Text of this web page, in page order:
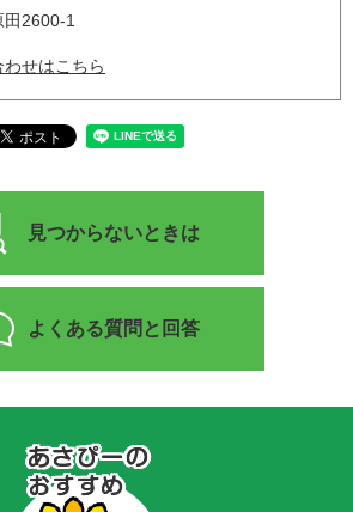
2600-1
わせはこちら
見つからないときは
よくある質問と回答